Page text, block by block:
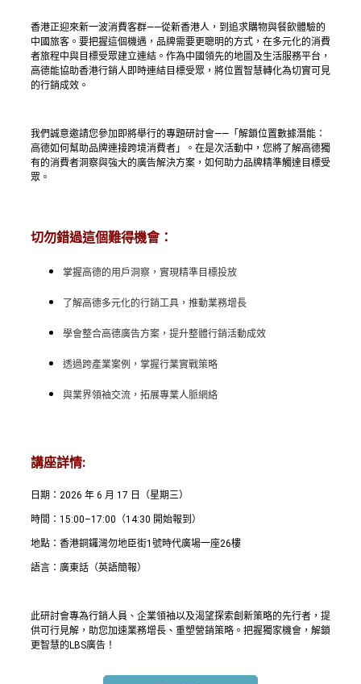
香港正迎來新一波消費客群——從新香港人，到追求購物與餐飲體驗的
中國旅客。要把握這個機遇，品牌需要更聰明的方式，在多元化的消費
者旅程中與目標受眾建立連結。作為中國領先的地圖及生活服務平台，
高德能協助香港行銷人即時連結目標受眾，將位置智慧轉化為切實可見
的行銷成效。
我們誠意邀請您參加即將舉行的專題研討會——「解鎖位置數據潛能：
高德如何幫助品牌連接跨境消費者」。在是次活動中，您將了解高德獨
有的消費者洞察與強大的廣告解決方案，如何助力品牌精準觸達目標受
眾。
切勿錯過這個難得機會：
掌握高德的用戶洞察，實現精準目標投放
了解高德多元化的行銷工具，推動業務增長
學會整合高德廣告方案，提升整體行銷活動成效
透過跨產業案例，掌握行業實戰策略
與業界領袖交流，拓展專業人脈網絡
講座詳情:
日期：2026 年 6 月 17 日（星期三）
時間：15:00–17:00（14:30 開始報到）
地點：香港銅鑼灣勿地臣街1號時代廣場一座26樓
語言：廣東話（英語簡報）
此研討會專為行銷人員、企業領袖以及渴望探索創新策略的先行者，提
供可行見解，助您加速業務增長、重塑營銷策略。把握獨家機會，解鎖
更智慧的LBS廣告！